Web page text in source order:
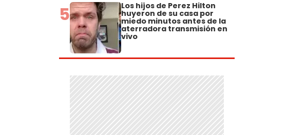
5 Los hijos de Perez Hilton
huyeron de su casa por
miedo minutos antes de la
aterradora transmisión en
vivo